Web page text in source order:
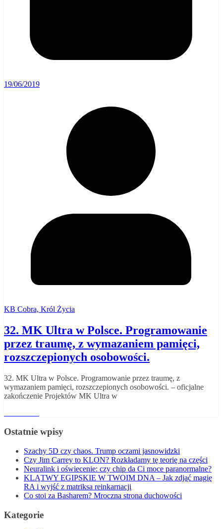
19/06/2019
KB Cobra, Król Życia
32. MK Ultra w Polsce. Programowanie
przez traumę, z wymazaniem pamięci,
rozszczepionych osobowości.
32. MK Ultra w Polsce. Programowanie przez traumę, z
wymazaniem pamięci, rozszczepionych osobowości. – oficjalne
zakończenie Projektów MK Ultra w
Ostatnie wpisy
Szachy 5D czy chaos. Trump oczami jasnowidzki
Czy Jim Carrey to KLON? Rozkładamy tę teorię na części
Neuralink i oświecenie: czy chip da Ci moce paranormalne?
KLĄTWY EGIPSKIE W TWOIM DNA – Jak zdjąć magię
RA i wyjść z matriksa reinkarnacji
Co stoi za Basharem? Mroczna strona duchowości
Kategorie